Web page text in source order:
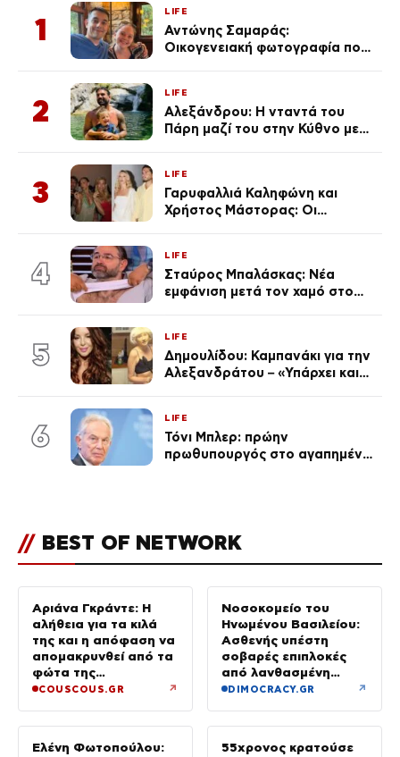
1
LIFE
Αντώνης Σαμαράς:
Οικογενειακή φωτογραφία που
Λένας
2
LIFE
Αλεξάνδρου: Η νταντά του
Πάρη μαζί του στην Κύθνο με
3
LIFE
Γαρυφαλλιά Καληφώνη και
Χρήστος Μάστορας: Οι
απαρατήρητη
4
LIFE
Σταύρος Μπαλάσκας: Νέα
εμφάνιση μετά τον χαμό στο
5
LIFE
Δημουλίδου: Καμπανάκι για την
Αλεξανδράτου – «Υπάρχει και
6
LIFE
Τόνι Μπλερ: πρώην
πρωθυπουργός στο αγαπημένο
// BEST OF NETWORK
Αριάνα Γκράντε: Η
αλήθεια για τα κιλά
της και η απόφαση να
απομακρυνθεί από τα
φώτα της
δημοσιότητας
COUSCOUS.GR ↗
Νοσοκομείο του
Ηνωμένου Βασιλείου:
Ασθενής υπέστη
σοβαρές επιπλοκές
από λανθασμένη
σύνδεση εντέρου και
DIMOCRACY.GR ↗
Ελένη Φωτοπούλου:
55χρονος κρατούσε